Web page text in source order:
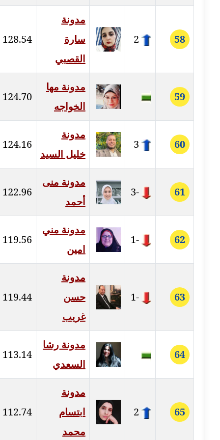
مدونة سارة ابراهيم
مدونة سارة القصبي
مدونة سامح رشاد
مدونة سامح طلعت
عاملة
عاملة
مدونة سحر حسب الله
عاملة
مدونة سعاد سيد
مدونة سعيد زعلوك
معلق
مدونة سلوى بدران
58
2
مدونة
سارة
القصبي
128.54
59
مدونة مها
الخواجه
124.70
60
3
مدونة
خليل السيد
124.16
61
-3
مدونة منى
أحمد
122.96
62
-1
مدونة مني
امين
119.56
63
-1
مدونة
حسن
غريب
119.44
64
مدونة رشا
السعدي
113.14
65
2
مدونة
ابتسام
محمد
112.74